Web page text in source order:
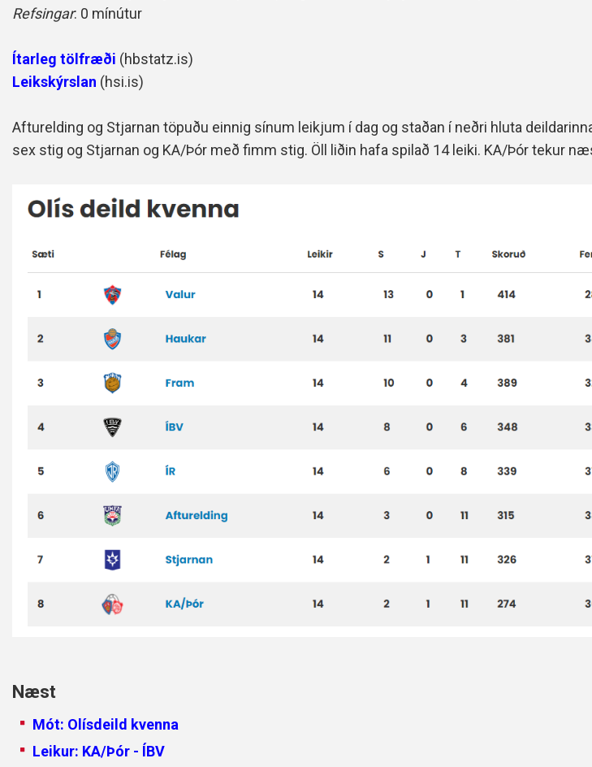
Refsingar: 0 mínútur
Ítarleg tölfræði (hbstatz.is)
Leikskýrslan (hsi.is)
Afturelding og Stjarnan töpuðu einnig sínum leikjum í dag og staðan í neðri hluta
sex stig og Stjarnan og KA/Þór með fimm stig. Öll liðin hafa spilað 14 leiki. KA/Þór tekur
Næst
Mót: Olísdeild kvenna
Leikur: KA/Þór - ÍBV